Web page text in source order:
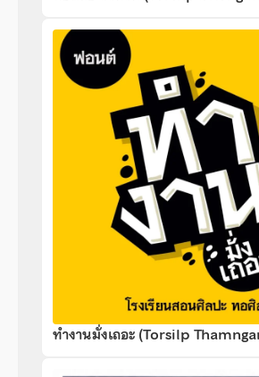
ทำงานมั่งเถอะ (Torsilp